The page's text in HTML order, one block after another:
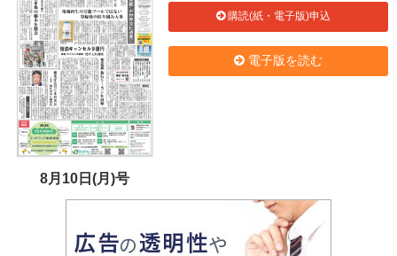
8月10日(月)号
購読(紙・電子版)申込
電子版を読む